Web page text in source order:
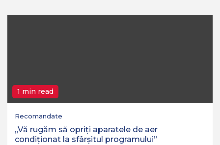
1 min read
Recomandate
„Vă rugăm să opriţi aparatele de aer
condiţionat la sfârşitul programului”